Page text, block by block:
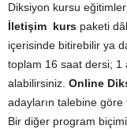
Diksiyon kursu
İletişim kurs paketi
içerisinde bitirebilir ya
toplam 16 saat dersi; 1
alabilirsiniz. Online
adayların talebine
Bir diğer program